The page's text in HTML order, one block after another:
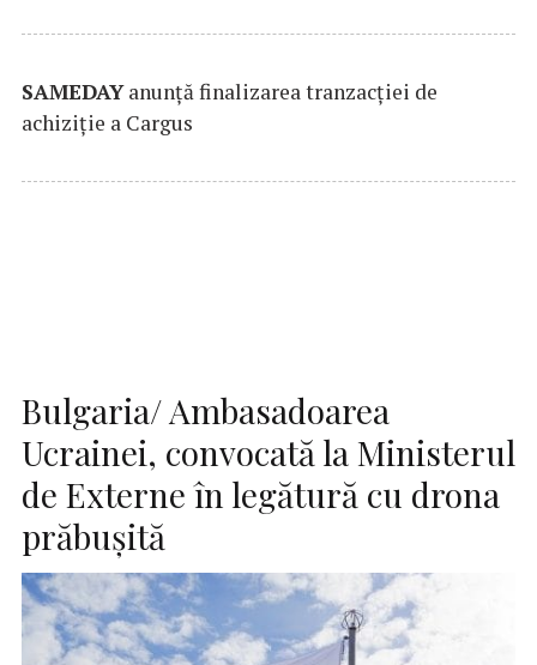
SAMEDAYanunță finalizarea tranzacției de
achiziție a Cargus
Bulgaria/ Ambasadoarea
Ucrainei, convocată la Ministerul
de Externe în legătură cu drona
prăbuşită